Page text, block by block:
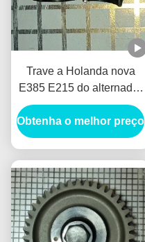
Trave a Holanda nova
E385 E215 do alternador
do gerador do carro do
retentor da válvula SPG
para HINO J05E
Obtenha o melhor preço